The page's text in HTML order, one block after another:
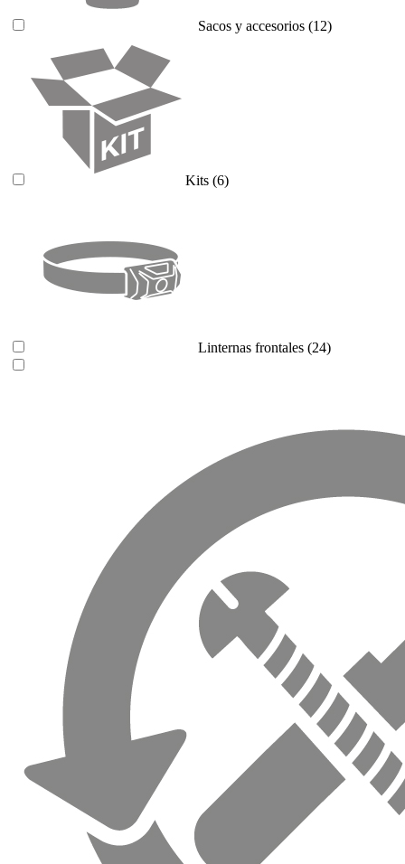
Sacos y accesorios (12)
Kits (6)
Linternas frontales (24)